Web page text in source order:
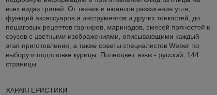
всех видах грилей. От техник и нюансов разжигания угля,
функций аксессуаров и инструментов и других тонкостей, до
пошаговых рецептов гарниров, маринадов, смесей пряностей и
соусов с цветными изображениями, описывающими каждый
этап приготовления, а также советы специалистов Weber по
выбору и подготовке курицы. Полноцвет, язык - русский, 144
страницы.
ХАРАКТЕРИСТИКИ